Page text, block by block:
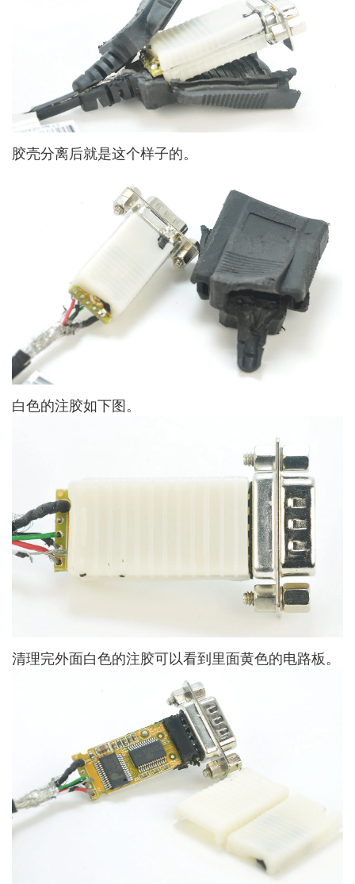
胶壳分离后就是这个样子的。
白色的注胶如下图。
清理完外面白色的注胶可以看到里面黄色的电路板。